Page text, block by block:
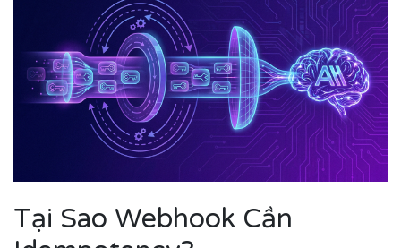
Tại Sao Webhook Cần